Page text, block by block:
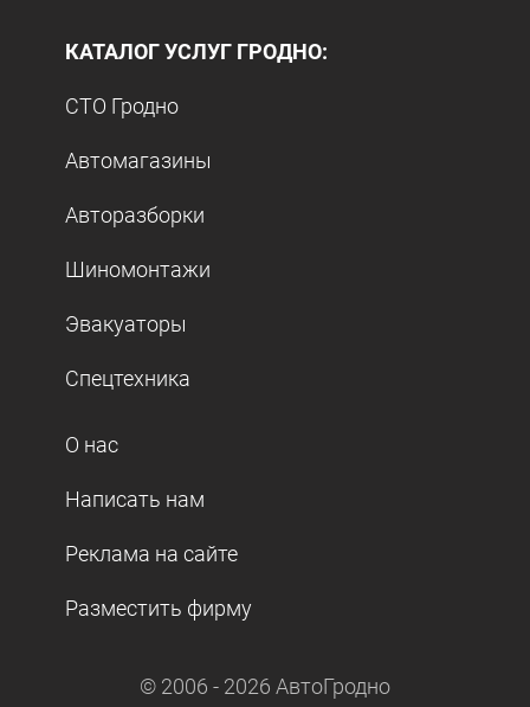
КАТАЛОГ УСЛУГ ГРОДНО:
СТО Гродно
Автомагазины
Авторазборки
Шиномонтажи
Эвакуаторы
Спецтехника
О нас
Написать нам
Реклама на сайте
Разместить фирму
© 2006 - 2026 АвтоГродно